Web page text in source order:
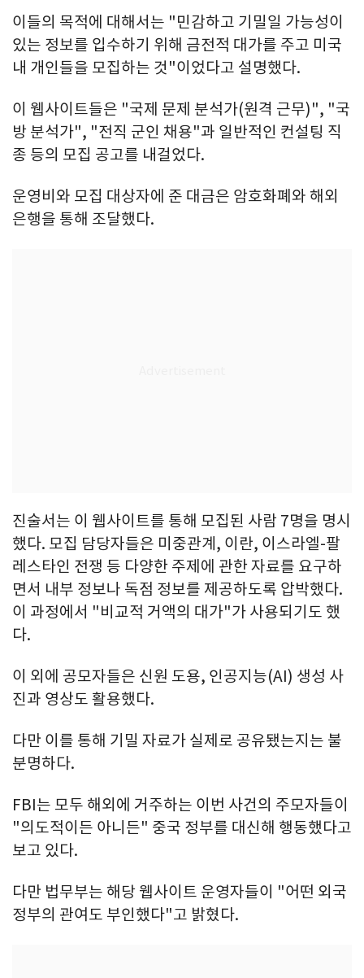
이들의 목적에 대해서는 "민감하고 기밀일 가능성이
있는 정보를 입수하기 위해 금전적 대가를 주고 미국
내 개인들을 모집하는 것"이었다고 설명했다.
이 웹사이트들은 "국제 문제 분석가(원격 근무)", "국
방 분석가", "전직 군인 채용"과 일반적인 컨설팅 직
종 등의 모집 공고를 내걸었다.
운영비와 모집 대상자에 준 대금은 암호화폐와 해외
은행을 통해 조달했다.
진술서는 이 웹사이트를 통해 모집된 사람 7명을 명시
했다. 모집 담당자들은 미중관계, 이란, 이스라엘-팔
레스타인 전쟁 등 다양한 주제에 관한 자료를 요구하
면서 내부 정보나 독점 정보를 제공하도록 압박했다.
이 과정에서 "비교적 거액의 대가"가 사용되기도 했
다.
이 외에 공모자들은 신원 도용, 인공지능(AI) 생성 사
진과 영상도 활용했다.
다만 이를 통해 기밀 자료가 실제로 공유됐는지는 불
분명하다.
FBI는 모두 해외에 거주하는 이번 사건의 주모자들이
"의도적이든 아니든" 중국 정부를 대신해 행동했다고
보고 있다.
다만 법무부는 해당 웹사이트 운영자들이 "어떤 외국
정부의 관여도 부인했다"고 밝혔다.